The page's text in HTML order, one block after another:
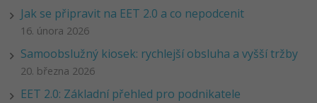
Jak se připravit na EET 2.0 a co nepodcenit
16. února 2026
Samoobslužný kiosek: rychlejší obsluha a vyšší tržby
20. března 2026
EET 2.0: Základní přehled pro podnikatele